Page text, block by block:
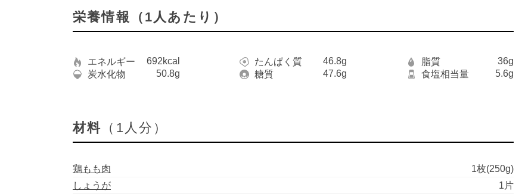
栄養情報（1人あたり）
エネルギー 692kcal たんぱく質 46.8g 脂質
36g
炭水化物
50.8g 糖質 47.6g 食塩相当量 5.6g
材料 （1人分）
鶏もも肉
1枚(250g)
しょうが
1片